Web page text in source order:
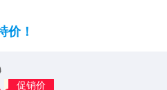
价！
促销价